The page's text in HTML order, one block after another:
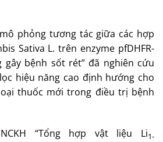
phỏng tương tác giữa các hợp
Sativa L. trên enzyme pfDHFR-
gây bệnh sốt rét” đã nghiên cứu
hiệu năng cao định hướng cho
thuốc mới trong điều trị bệnh
“Tổng hợp vật liệu Li1-